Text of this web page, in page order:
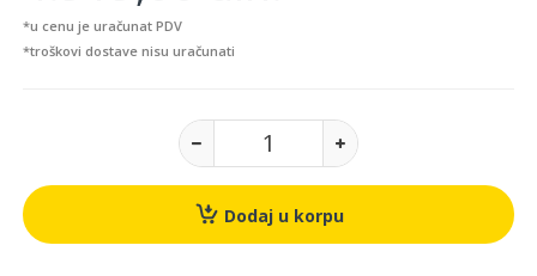
*u cenu je uračunat PDV
*troškovi dostave nisu uračunati
Dodaj u korpu